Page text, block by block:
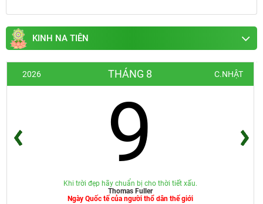
KINH NA TIÊN
2026 THÁNG 8 C.NHẬT
9
Khi trời đẹp hãy chuẩn bị cho thời tiết xấu.
Thomas Fuller
Ngày Quốc tế của người thổ dân thế giới